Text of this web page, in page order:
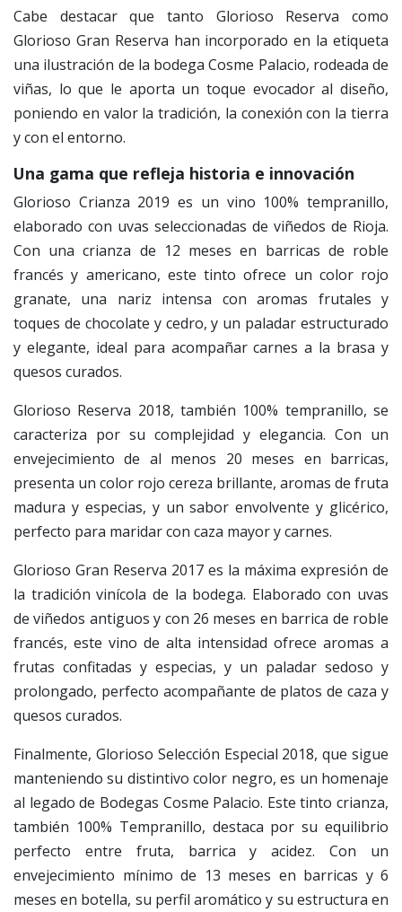
Cabe destacar que tanto Glorioso Reserva como
Glorioso Gran Reserva han incorporado en la etiqueta
una ilustración de la bodega Cosme Palacio, rodeada de
viñas, lo que le aporta un toque evocador al diseño,
poniendo en valor la tradición, la conexión con la tierra
y con el entorno.
Una gama que refleja historia e innovación
Glorioso Crianza 2019 es un vino 100% tempranillo,
elaborado con uvas seleccionadas de viñedos de Rioja.
Con una crianza de 12 meses en barricas de roble
francés y americano, este tinto ofrece un color rojo
granate, una nariz intensa con aromas frutales y
toques de chocolate y cedro, y un paladar estructurado
y elegante, ideal para acompañar carnes a la brasa y
quesos curados.
Glorioso Reserva 2018, también 100% tempranillo, se
caracteriza por su complejidad y elegancia. Con un
envejecimiento de al menos 20 meses en barricas,
presenta un color rojo cereza brillante, aromas de fruta
madura y especias, y un sabor envolvente y glicérico,
perfecto para maridar con caza mayor y carnes.
Glorioso Gran Reserva 2017 es la máxima expresión de
la tradición vinícola de la bodega. Elaborado con uvas
de viñedos antiguos y con 26 meses en barrica de roble
francés, este vino de alta intensidad ofrece aromas a
frutas confitadas y especias, y un paladar sedoso y
prolongado, perfecto acompañante de platos de caza y
quesos curados.
Finalmente, Glorioso Selección Especial 2018, que sigue
manteniendo su distintivo color negro, es un homenaje
al legado de Bodegas Cosme Palacio. Este tinto crianza,
también 100% Tempranillo, destaca por su equilibrio
perfecto entre fruta, barrica y acidez. Con un
envejecimiento mínimo de 13 meses en barricas y 6
meses en botella, su perfil aromático y su estructura en